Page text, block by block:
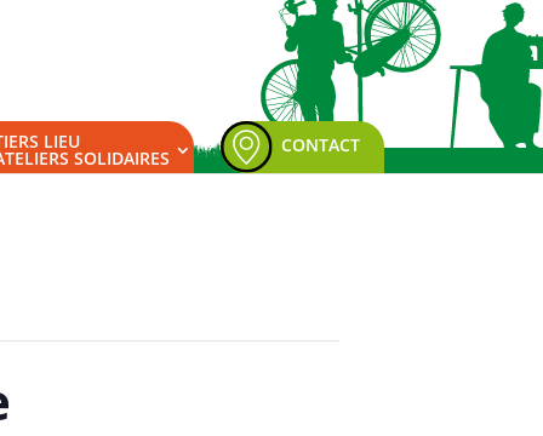
LIEU
SOLIDAIRES
CONTACT